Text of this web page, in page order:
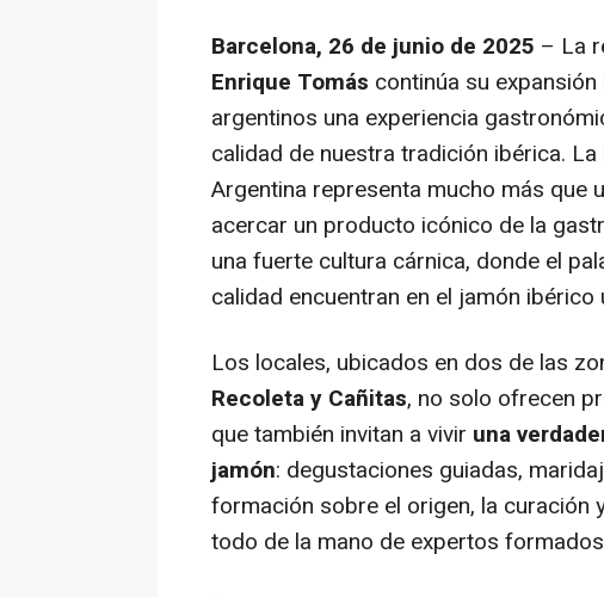
Barcelona, 26 de junio de 2025 – La
Enrique Tomás continúa su
argentinos una experiencia
calidad de nuestra tradición ibérica.
Argentina representa mucho más que
acercar un producto icónico de la
una fuerte cultura cárnica, donde el
calidad encuentran en el jamón
Los locales, ubicados en dos de las
Recoleta y Cañitas, no solo ofrecen
que también invitan a vivir una
jamón: degustaciones guiadas,
formación sobre el origen, la curación
todo de la mano de expertos